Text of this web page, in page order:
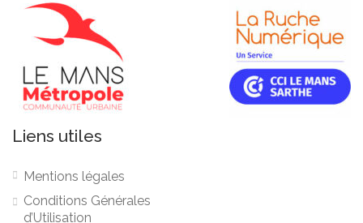
Liens utiles
Mentions légales
Conditions Générales
d’Utilisation